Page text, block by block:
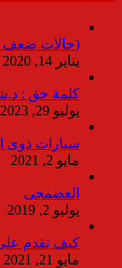
(حالات ضعف
يناير 14, 2020
كلمة حق : د.شاكر
يوليو 29, 2023
سيارات ذوى
مايو 2, 2021
العضمجى
يوليو 2, 2019
كيف تقدم على
مايو 21, 2021